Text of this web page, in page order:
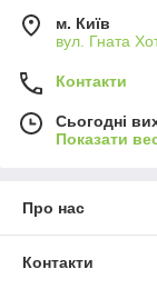
м. Київ
вул. Гната
Контакти
Сьогодні
Показати
Про нас
Контакти